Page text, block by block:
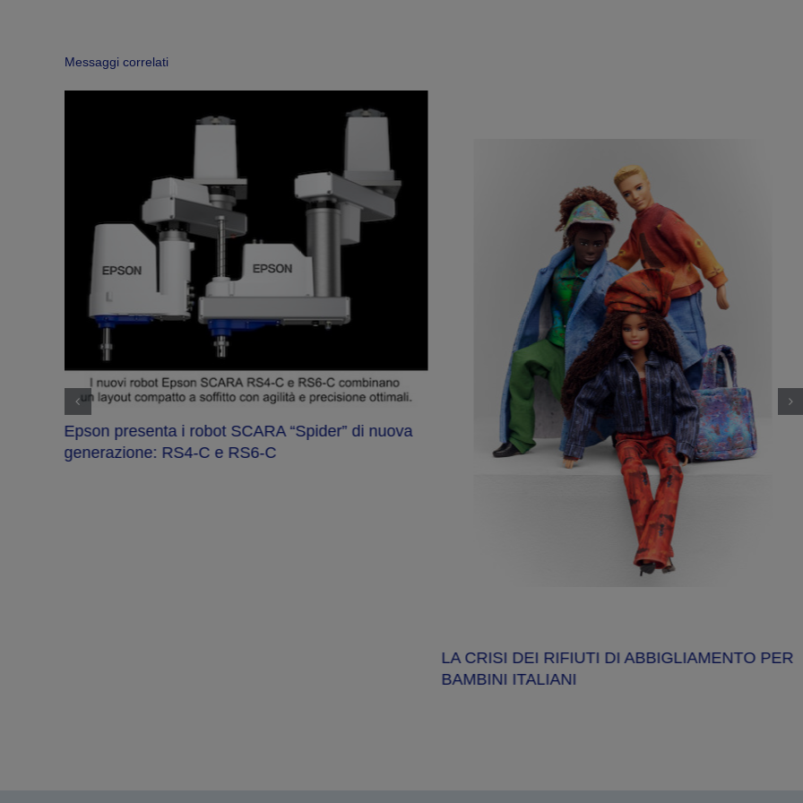
Messaggi correlati
Epson presenta i robot SCARA “Spider” di nuova
generazione: RS4-C e RS6-C
LA CRISI DEI RIFIUTI DI ABBIGLIAMENTO PER
BAMBINI ITALIANI